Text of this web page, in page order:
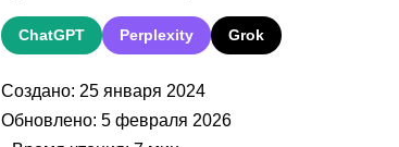
ChatGPT Perplexity Grok
Создано: 25 января 2024
Обновлено: 5 февраля 2026